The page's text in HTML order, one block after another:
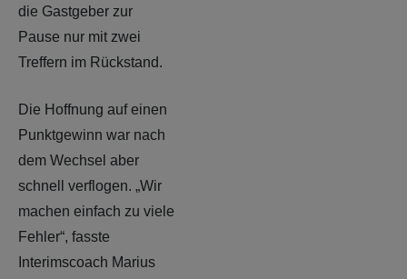
die Gastgeber zur
Pause nur mit zwei
Treffern im Rückstand.
Die Hoffnung auf einen
Punktgewinn war nach
dem Wechsel aber
schnell verflogen. „Wir
machen einfach zu viele
Fehler“, fasste
Interimscoach Marius